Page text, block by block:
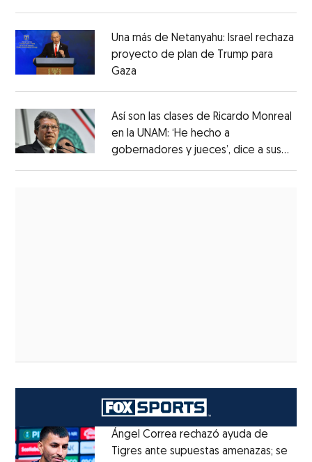
los mexicanos
Una más de Netanyahu: Israel rechaza
proyecto de plan de Trump para
Gaza
Así son las clases de Ricardo Monreal
en la UNAM: ‘He hecho a
gobernadores y jueces’, dice a sus
alumnos
Ángel Correa rechazó ayuda de
Tigres ante supuestas amenazas; se